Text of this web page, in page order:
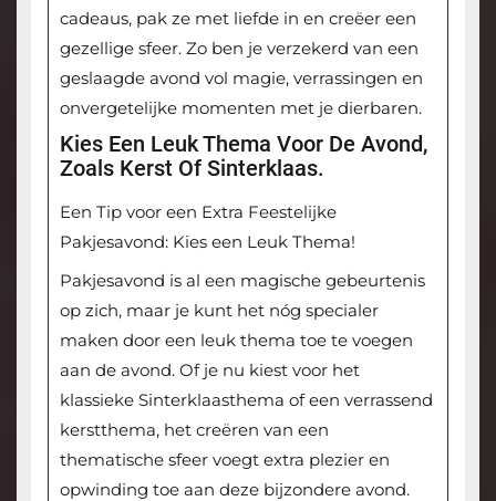
cadeaus, pak ze met liefde in en creëer een
gezellige sfeer. Zo ben je verzekerd van een
geslaagde avond vol magie, verrassingen en
onvergetelijke momenten met je dierbaren.
Kies Een Leuk Thema Voor De Avond,
Zoals Kerst Of Sinterklaas.
Een Tip voor een Extra Feestelijke
Pakjesavond: Kies een Leuk Thema!
Pakjesavond is al een magische gebeurtenis
op zich, maar je kunt het nóg specialer
maken door een leuk thema toe te voegen
aan de avond. Of je nu kiest voor het
klassieke Sinterklaasthema of een verrassend
kerstthema, het creëren van een
thematische sfeer voegt extra plezier en
opwinding toe aan deze bijzondere avond.